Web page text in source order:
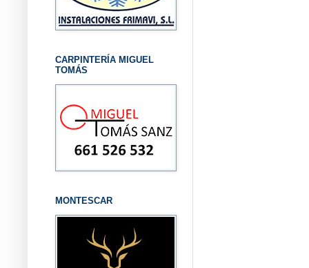
CARPINTERÍA MIGUEL
TOMÁS
MONTESCAR